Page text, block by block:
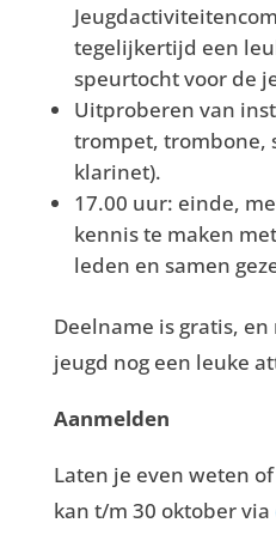
tegelijkertijd een
speurtocht voor de
Uitproberen van
trompet, trombone,
klarinet).
17.00 uur: einde,
kennis te maken
leden en samen
Deelname is gratis,
jeugd nog een leuke
Aanmelden
Laten je even weten
kan t/m 30 oktober via